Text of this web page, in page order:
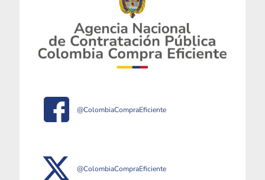
@ColombiaCompraEficiente
@ColombiaCompraEficiente